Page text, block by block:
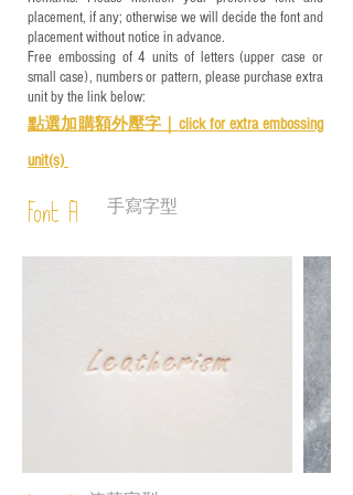
placement, if any; otherwise we will decide the font and
placement without notice in advance.
Free embossing of 4 units of letters (upper case or
small case), numbers or pattern, please purchase extra
unit by the link below:
點選加購額外壓字｜ click for extra embossing
unit(s)
Font A 手寫字型